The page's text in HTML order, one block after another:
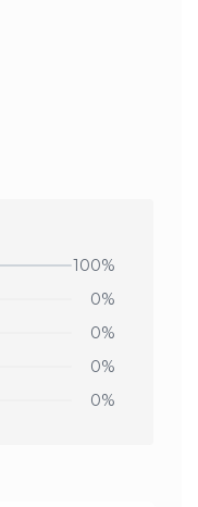
100%
0%
0%
0%
0%